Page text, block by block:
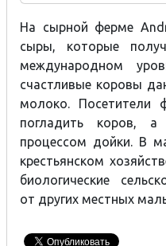
На сырной ферме
сыры, которые
международном
счастливые коровы
молоко. Посетители
погладить коров,
процессом дойки. В
крестьянском
биологические
от других местных